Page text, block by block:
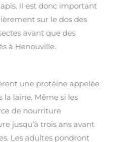
Il est donc important
sur le dos des
avant que des
à Henouville.
une protéine appelée
la laine. Même si les
de nourriture
jusqu’à trois ans avant
Les adultes pondront